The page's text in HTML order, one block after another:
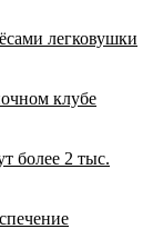
легковушки
клубе
более 2 тыс.